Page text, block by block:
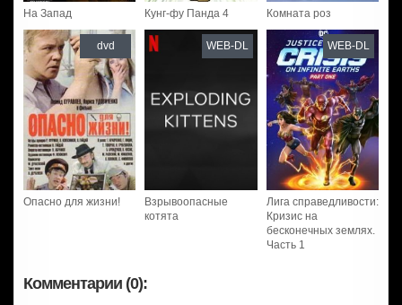
На Запад Кунг-фу Панда 4 Комната роз
Опасно для жизни!
dvd
Взрывоопасные
котята
WEB-DL
Лига справедливости:
Кризис на
бесконечных землях.
Часть 1
WEB-DL
Комментарии (0):